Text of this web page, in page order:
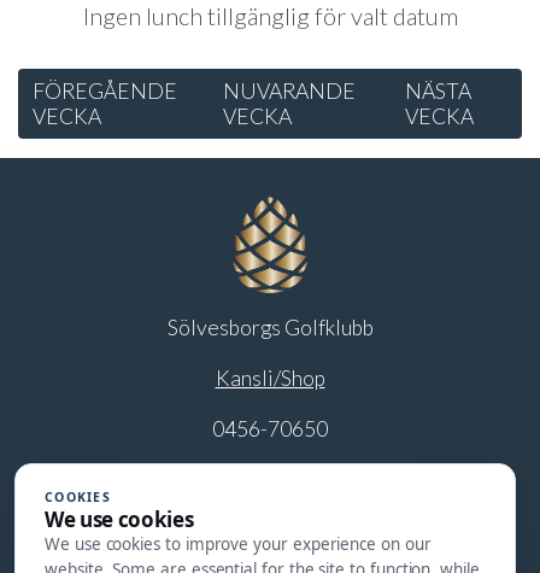
Ingen lunch tillgänglig för valt datum
FÖREGÅENDE
VECKA
NUVARANDE
VECKA
NÄSTA
VECKA
Sölvesborgs Golfklubb
Kansli/Shop
0456-70650
COOKIES
We use cookies
We use cookies to improve your experience on our